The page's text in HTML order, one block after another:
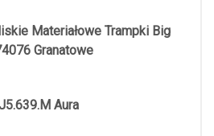
Materiałowe Trampki Big
Granatowe
Aura